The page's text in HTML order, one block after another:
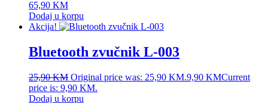
Bluetooth zvučnik 𝐁𝐋𝐔𝐄𝐒𝐒𝐄𝐄𝐃
𝐁𝐒-𝟑𝟎𝟕
115,80KM Original price was: 115,80 KM.57,90KMCurrent
price is: 57,90 KM.
Dodaj u korpu